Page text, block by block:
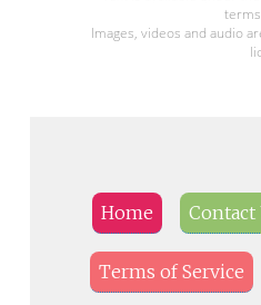
Images, videos and audio
Home Contact
Terms of Service